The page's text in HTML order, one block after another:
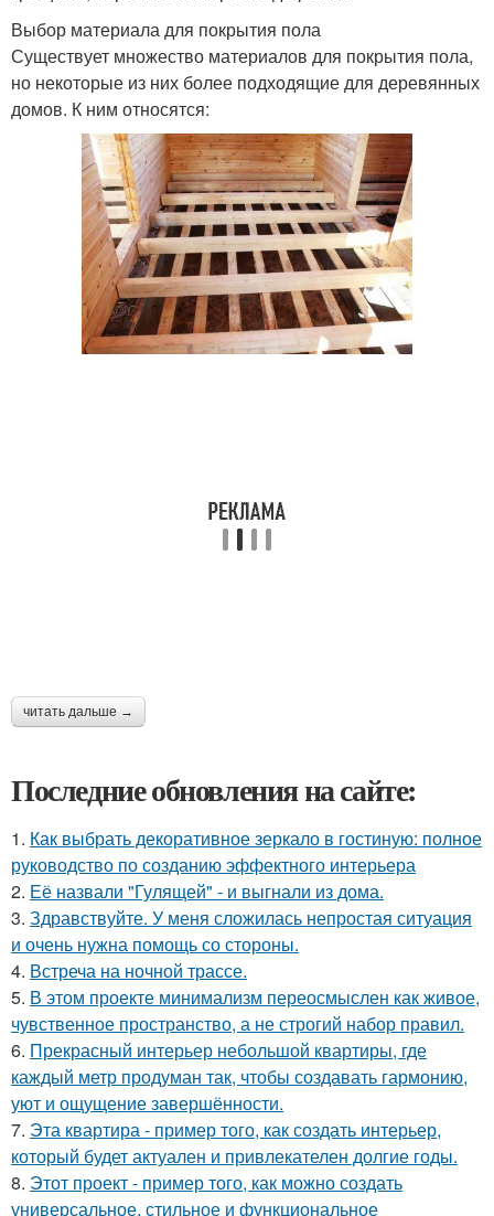
Выбор материала для покрытия пола
Существует множество материалов для покрытия пола,
но некоторые из них более подходящие для деревянных
домов. К ним относятся:
читать дальше →
Последние обновления на сайте:
1. Как выбрать декоративное зеркало в гостиную: полное
руководство по созданию эффектного интерьера
2. Её назвали "Гулящей" - и выгнали из дома.
3. Здравствуйте. У меня сложилась непростая ситуация
и очень нужна помощь со стороны.
4. Встреча на ночной трассе.
5. В этом проекте минимализм переосмыслен как живое,
чувственное пространство, а не строгий набор правил.
6. Прекрасный интерьер небольшой квартиры, где
каждый метр продуман так, чтобы создавать гармонию,
уют и ощущение завершённости.
7. Эта квартира - пример того, как создать интерьер,
который будет актуален и привлекателен долгие годы.
8. Этот проект - пример того, как можно создать
универсальное, стильное и функциональное